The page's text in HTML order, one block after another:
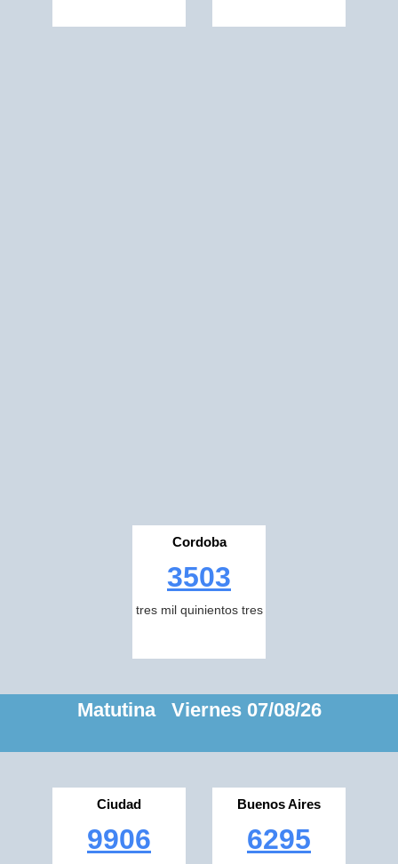
Cordoba
3503
tres mil quinientos tres
Matutina Viernes 07/08/26
Ciudad
9906
Buenos Aires
6295